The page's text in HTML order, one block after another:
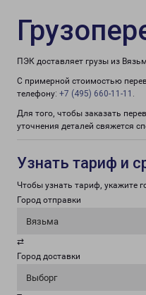
ПЭК доставляет грузы из
С примерной стоимостью
телефону: +7 (495) 660-11-11 .
Для того, чтобы заказать
уточнения деталей свяжется
Узнать тариф и
Чтобы узнать тариф, укажите
Город отправки
Вязьма
⇄
Город доставки
Выборг